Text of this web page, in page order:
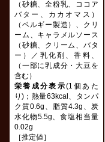
（砂糖、全粉乳、ココア
バター、カカオマス）
（ベルギー製造）、クリ
ーム、キャラメルソース
（砂糖、クリーム、バタ
ー）／乳化剤、香料、
（一部に乳成分・大豆を
含む）
栄養成分表示(1個あた
り)；熱量63kcal、タンパ
ク質0.6g、脂質4.3g、炭
水化物5.5g、食塩相当量
0.02g
［推定値］